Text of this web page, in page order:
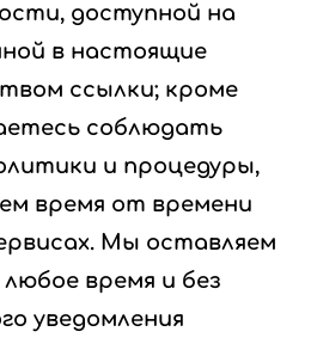
доступной на
в настоящие
ссылки; кроме
соблюдать
и процедуры,
время от времени
Мы оставляем
время и без
уведомления